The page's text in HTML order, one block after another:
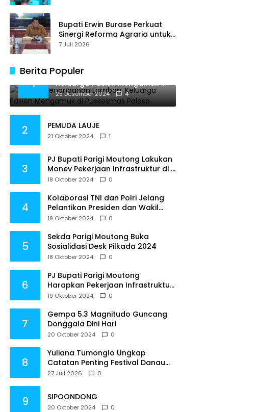
Bupati Erwin Burase Perkuat
Sinergi Reforma Agraria untuk
Kepastian Hak Atas Tanah
7 Juli 2026
Berita Populer
1
Diduga Penanganan Lamban,
Keluarga Pasien Mengamuk di
Puskesmas Palasa
25 Desember 2024 4
2 PEMUDA LAUJE
21 Oktober 2024 1
3
PJ Bupati Parigi Moutong Lakukan
Monev Pekerjaan Infrastruktur di 3
Kecamatan
18 Oktober 2024 0
4
Kolaborasi TNI dan Polri Jelang
Pelantikan Presiden dan Wakil
Presiden RI
19 Oktober 2024 0
5
Sekda Parigi Moutong Buka
Sosialidasi Desk Pilkada 2024
18 Oktober 2024 0
6
PJ Bupati Parigi Moutong
Harapkan Pekerjaan Infrastruktur
Tepat Waktu
19 Oktober 2024 0
7
Gempa 5.3 Magnitudo Guncang
Donggala Dini Hari
20 Oktober 2024 0
8
Yuliana Tumonglo Ungkap
Catatan Penting Festival Danau
Lindu: Parkir hingga Toilet Harus
27 Juli 2026 0
9 SIPOONDONG
20 Oktober 2024 0